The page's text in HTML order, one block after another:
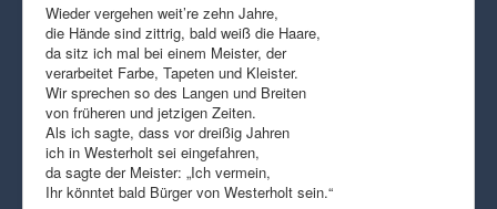
Wieder vergehen weit’re zehn Jahre,
die Hände sind zittrig, bald weiß die Haare,
da sitz ich mal bei einem Meister, der
verarbeitet Farbe, Tapeten und Kleister.
Wir sprechen so des Langen und Breiten
von früheren und jetzigen Zeiten.
Als ich sagte, dass vor dreißig Jahren
ich in Westerholt sei eingefahren,
da sagte der Meister: „Ich vermein,
Ihr könntet bald Bürger von Westerholt sein.“